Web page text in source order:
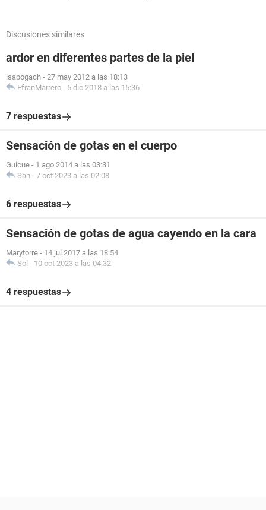
Discusiones similares
ardor en diferentes partes de la piel
isapogach - 27 may 2012 a las 18:13
EfranMarrero - 5 dic 2018 a las 15:36
7 respuestas
Sensación de gotas en el cuerpo
Guicue - 1 ago 2014 a las 03:31
San - 7 oct 2023 a las 02:08
6 respuestas
Sensación de gotas de agua cayendo en la cara
Marytorre - 14 jul 2017 a las 18:54
Sol - 10 oct 2023 a las 04:32
4 respuestas